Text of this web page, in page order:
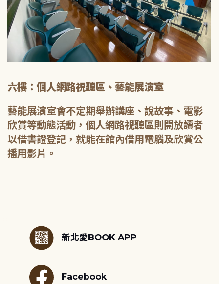
六樓：個人網路視聽區、藝能展演室
藝能展演室會不定期舉辦講座、說故事、電影
欣賞等動態活動，個人網路視聽區則開放讀者
以借書證登記，就能在館內借用電腦及欣賞公
播用影片。
新北愛BOOK APP
Facebook